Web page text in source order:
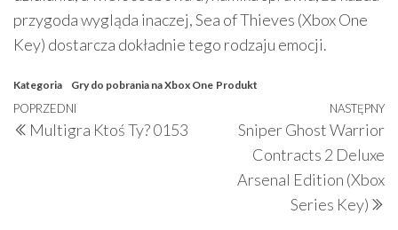
przygoda wygląda inaczej, Sea of Thieves (Xbox One
Key) dostarcza dokładnie tego rodzaju emocji.
Kategoria Gry do pobrania na Xbox One Produkt
Nawigacja
wpisu
Poprzedni
wpis
POPRZEDNI
Multigra Ktoś Ty? 0153
NASTĘPNY
Sniper Ghost Warrior
Contracts 2 Deluxe
Arsenal Edition (Xbox
Series Key)